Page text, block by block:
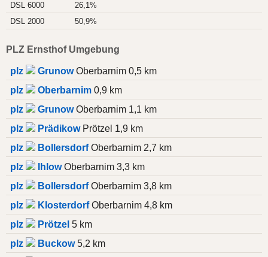
DSL 6000
26,1%
DSL 2000
50,9%
PLZ Ernsthof Umgebung
plz GrunowOberbarnim 0,5 km
plz
Oberbarnim 0,9 km
plz
GrunowOberbarnim 1,1 km
plz
PrädikowPrötzel 1,9 km
plz
BollersdorfOberbarnim 2,7 km
plz
IhlowOberbarnim 3,3 km
plz
BollersdorfOberbarnim 3,8 km
plz
KlosterdorfOberbarnim 4,8 km
plz
Prötzel 5 km
plz
Buckow5,2 km